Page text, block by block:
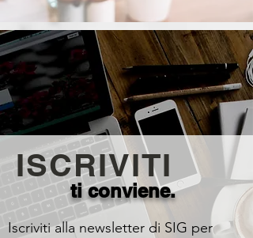
ISCRIVITI
ti conviene.
Iscriviti alla newsletter di SIG per